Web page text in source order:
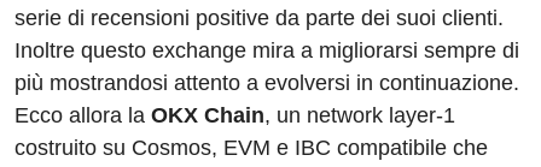
serie di recensioni positive da parte dei suoi clienti.
Inoltre questo exchange mira a migliorarsi sempre di
più mostrandosi attento a evolversi in continuazione.
Ecco allora la OKX Chain, un network layer-1
costruito su Cosmos, EVM e IBC compatibile che